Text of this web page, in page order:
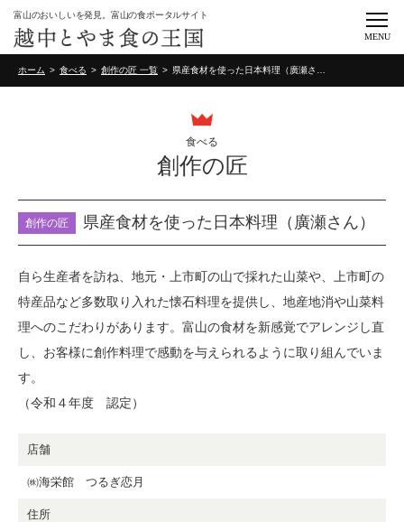
富山のおいしいを発見。富山の食ポータルサイト
MENU
ホーム 食べる 創作の匠 一覧
食べる
創作の匠
創作の匠 県産食材を使った日本料理（廣瀬さん）
自ら生産者を訪ね、地元・上市町の山で採れた山菜や、上市町の
特産品など多数取り入れた懐石料理を提供し、地産地消や山菜料
理へのこだわりがあります。富山の食材を新感覚でアレンジし直
し、お客様に創作料理で感動を与えられるように取り組んでいま
す。
（令和４年度 認定）
店舗
㈱海栄館 つるぎ恋月
住所